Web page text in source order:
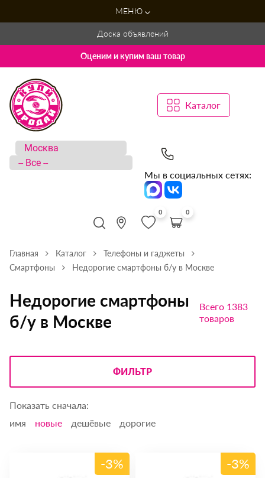
МЕНЮ
Доска объявлений
Оценим и купим ваш товар
Каталог
Мы в социальных сетях:
0 0
Главная Каталог
Телефоны и гаджеты
Смартфоны
Недорогие смартфоны б/у в Москве
Недорогие смартфоны
б/у в Москве
Всего 1383
товаров
ФИЛЬТР
Показать сначала:
имя
новые дешёвые дорогие
-3% -3%